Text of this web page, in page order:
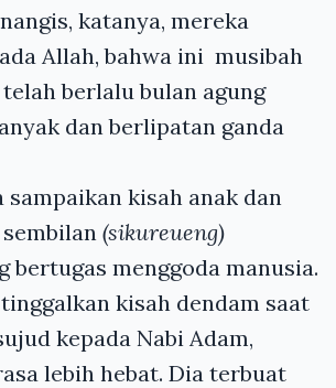
katanya, mereka
Allah, bahwa ini musibah
berlalu bulan agung
dan berlipatan ganda
sampaikan kisah anak dan
(sikureueng)
bertugas menggoda manusia.
kisah dendam saat
kepada Nabi Adam,
lebih hebat. Dia terbuat